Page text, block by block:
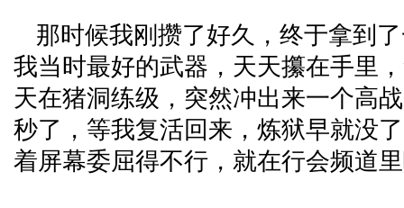
那时候我刚攒了好久，终于拿到
我当时最好的武器，天天攥在手里
天在猪洞练级，突然冲出来一个高
秒了，等我复活回来，炼狱早就没
着屏幕委屈得不行，就在行会频道